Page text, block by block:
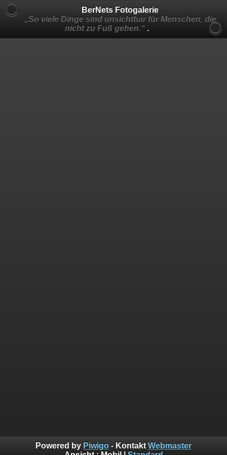
BerNets Fotogalerie
„So viele Dinge sind unsichtbar für Menschen, die
nicht zu Fuß gehen.“ .
Powered by Piwigo - Kontakt Webmaster